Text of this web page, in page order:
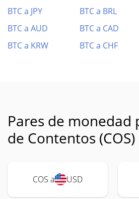
BTC a JPY
BTC a BRL
BTC a AUD
BTC a CAD
BTC a KRW
BTC a CHF
Pares de monedad
de Contentos (COS)
COS a USD